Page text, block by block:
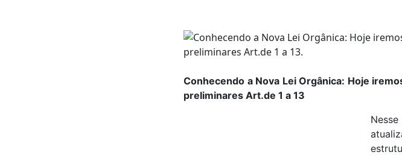
Conhecendo a Nova Lei Orgânica: Hoje
preliminares Art.de 1 a 13